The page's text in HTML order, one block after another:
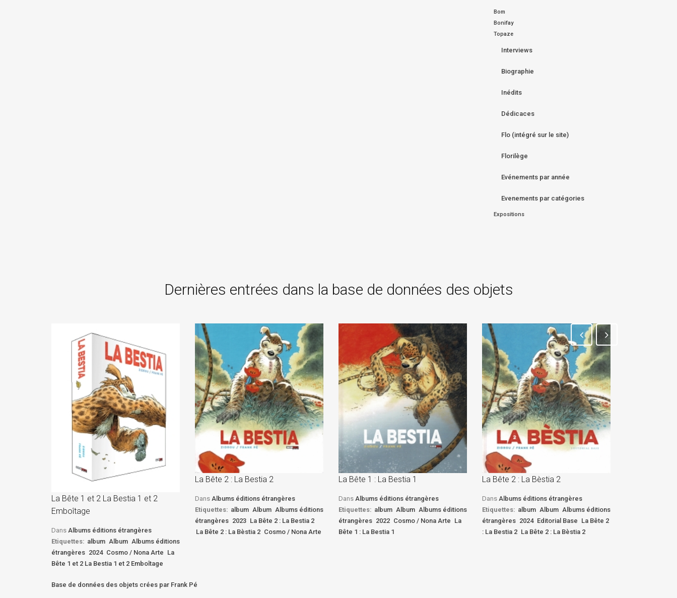
Bom
Bonifay
Topaze
Interviews
Biographie
Inédits
Dédicaces
Flo (intégré sur le site)
Florilège
Evénements par année
Evenements par catégories
Expositions
Dernières entrées dans la base de données des objets
La Bête 1 et 2 La Bestia 1 et 2
Emboîtage
Dans Albums éditions étrangères
Etiquettes: album Album Albums éditions
étrangères 2024 Cosmo / Nona Arte La
Bête 1 et 2 La Bestia 1 et 2 Emboîtage
La Bête 2 : La Bestia 2
Dans Albums éditions étrangères
Etiquettes: album Album Albums éditions
étrangères 2023 La Bête 2 : La Bestia 2
La Bête 2 : La Bèstia 2 Cosmo / Nona Arte
La Bête 1 : La Bestia 1
Dans Albums éditions étrangères
Etiquettes: album Album Albums éditions
étrangères 2022 Cosmo / Nona Arte La
Bête 1 : La Bestia 1
La Bête 2 : La Bèstia 2
Dans Albums éditions étrangères
Etiquettes: album Album Albums éditions
étrangères 2024 Editorial Base La Bête 2
: La Bestia 2 La Bête 2 : La Bèstia 2
Base de données des objets crées par Frank Pé